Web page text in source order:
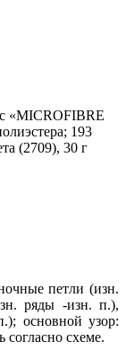
«MICROFIBRE
193
(2709), 30 г
петли (изн.
ряды -изн. п.),
основной узор:
согласно схеме.